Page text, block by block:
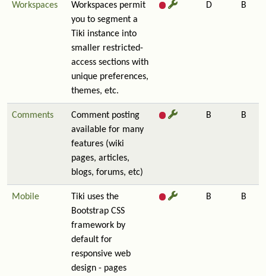
Workspaces
Workspaces permit
you to segment a
Tiki instance into
smaller restricted-
access sections with
unique preferences,
themes, etc.
D B
Comments
Comment posting
available for many
features (wiki
pages, articles,
blogs, forums, etc)
B B
Mobile
Tiki uses the
Bootstrap CSS
framework by
default for
responsive web
design - pages
B B